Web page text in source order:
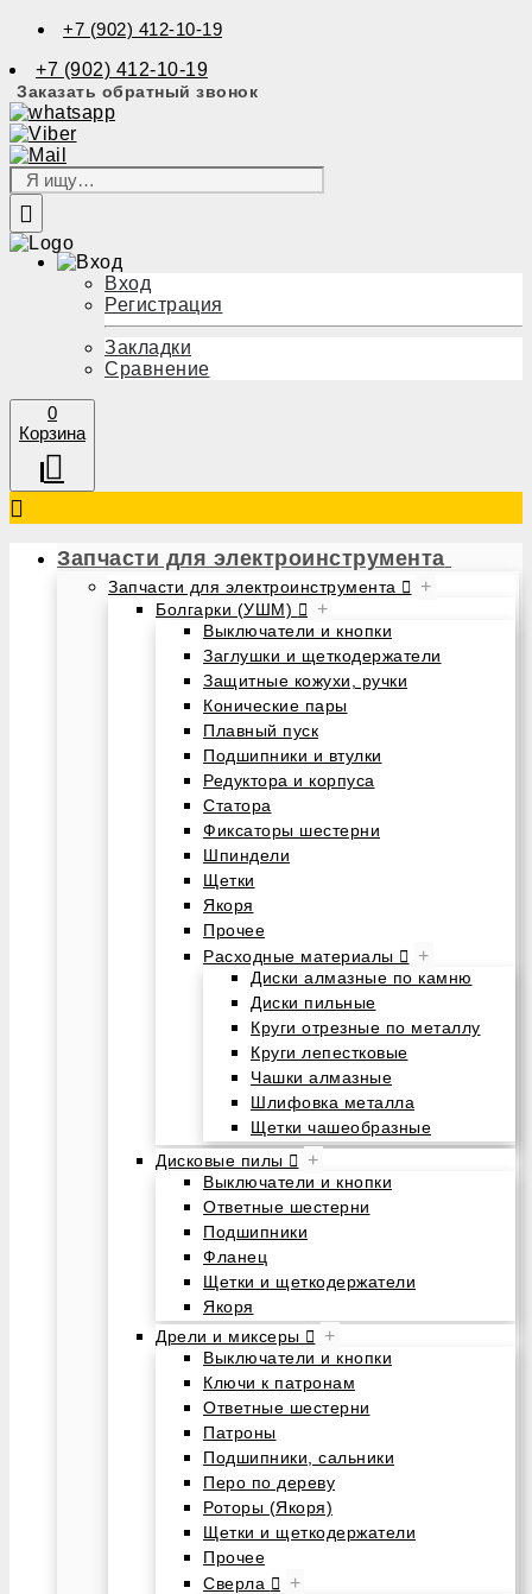
+7 (902) 412-10-19
+7 (902) 412-10-19
Заказать обратный звонок
Вход
Регистрация
Закладки
Сравнение
0
Корзина
Запчасти для электроинструмента
Запчасти для электроинструмента +
Болгарки (УШМ) +
Выключатели и кнопки
Заглушки и щеткодержатели
Защитные кожухи, ручки
Конические пары
Плавный пуск
Подшипники и втулки
Редуктора и корпуса
Статора
Фиксаторы шестерни
Шпиндели
Щетки
Якоря
Прочее
Расходные материалы
+
Диски алмазные по камню
Диски пильные
Круги отрезные по металлу
Круги лепестковые
Чашки алмазные
Шлифовка металла
Щетки чашеобразные
Дисковые пилы
+
Выключатели и кнопки
Ответные шестерни
Подшипники
Фланец
Щетки и щеткодержатели
Якоря
Дрели и миксеры
+
Выключатели и кнопки
Ключи к патронам
Ответные шестерни
Патроны
Подшипники, сальники
Перо по дереву
Роторы (Якоря)
Щетки и щеткодержатели
Прочее
Сверла
+